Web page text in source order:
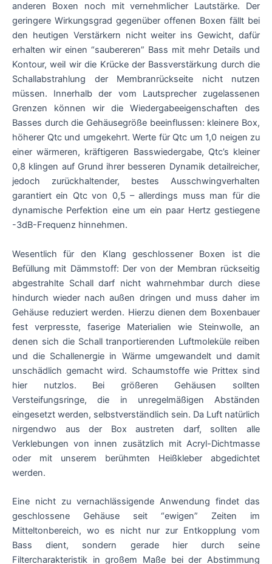
anderen Boxen noch mit vernehmlicher Lautstärke. Der
geringere Wirkungsgrad gegenüber offenen Boxen fällt bei
den heutigen Verstärkern nicht weiter ins Gewicht, dafür
erhalten wir einen “saubereren” Bass mit mehr Details und
Kontour, weil wir die Krücke der Bassverstärkung durch die
Schallabstrahlung der Membranrückseite nicht nutzen
müssen. Innerhalb der vom Lautsprecher zugelassenen
Grenzen können wir die Wiedergabeeigenschaften des
Basses durch die Gehäusegröße beeinflussen: kleinere Box,
höherer Qtc und umgekehrt. Werte für Qtc um 1,0 neigen zu
einer wärmeren, kräftigeren Basswiedergabe, Qtc’s kleiner
0,8 klingen auf Grund ihrer besseren Dynamik detailreicher,
jedoch zurückhaltender, bestes Ausschwingverhalten
garantiert ein Qtc von 0,5 – allerdings muss man für die
dynamische Perfektion eine um ein paar Hertz gestiegene
-3dB-Frequenz hinnehmen.
Wesentlich für den Klang geschlossener Boxen ist die
Befüllung mit Dämmstoff: Der von der Membran rückseitig
abgestrahlte Schall darf nicht wahrnehmbar durch diese
hindurch wieder nach außen dringen und muss daher im
Gehäuse reduziert werden. Hierzu dienen dem Boxenbauer
fest verpresste, faserige Materialien wie Steinwolle, an
denen sich die Schall tranportierenden Luftmoleküle reiben
und die Schallenergie in Wärme umgewandelt und damit
unschädlich gemacht wird. Schaumstoffe wie Prittex sind
hier nutzlos. Bei größeren Gehäusen sollten
Versteifungsringe, die in unregelmäßigen Abständen
eingesetzt werden, selbstverständlich sein. Da Luft natürlich
nirgendwo aus der Box austreten darf, sollten alle
Verklebungen von innen zusätzlich mit Acryl-Dichtmasse
oder mit unserem berühmten Heißkleber abgedichtet
werden.
Eine nicht zu vernachlässigende Anwendung findet das
geschlossene Gehäuse seit “ewigen” Zeiten im
Mitteltonbereich, wo es nicht nur zur Entkopplung vom
Bass dient, sondern gerade hier durch seine
Filtercharakteristik in großem Maße bei der Abstimmung